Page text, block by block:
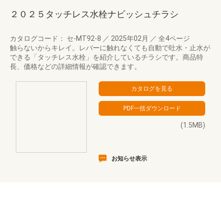
２０２５タッチレス水栓ナビッシュチラシ
カタログコード： セ-MT92-8 ／ 2025年02月 ／ 全4ページ
触らないからキレイ。レバーに触れなくても自動で吐水・止水が
できる「タッチレス水栓」を紹介しているチラシです。商品特
長、価格などの詳細情報が確認できます。
(1.5MB)
お知らせ表示